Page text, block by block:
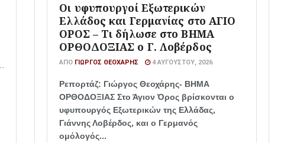
Οι υφυπουργοί Εξωτερικών
Ελλάδος και Γερμανίας στο ΑΓΙΟ
ΟΡΟΣ – Τι δήλωσε στο ΒΗΜΑ
ΟΡΘΟΔΟΞΙΑΣ ο Γ. Λοβέρδος
ΑΠΌ ΓΙΏΡΓΟΣ ΘΕΟΧΆΡΗΣ 4 ΑΥΓΟΎΣΤΟΥ, 2026
Ρεπορτάζ: Γιώργος Θεοχάρης- ΒΗΜΑ
ΟΡΘΟΔΟΞΙΑΣ Στο Άγιον Όρος βρίσκονται ο
υφυπουργός Εξωτερικών της Ελλάδας,
Γιάννης Λοβέρδος, και ο Γερμανός
ομόλογός...